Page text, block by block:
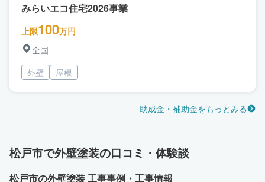
みらいエコ住宅2026事業
上限100万円
全国
外壁
屋根
助成金・補助金をもっとみる
松戸市で外壁塗装の口コミ・体験談
松戸市の外壁塗装 工事事例・工事情報